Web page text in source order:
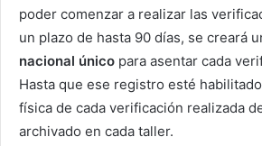
poder comenzar a realizar las
un plazo de hasta 90 días, se creará
nacional único para asentar cada
Hasta que ese registro esté
física de cada verificación realizada
archivado en cada taller.